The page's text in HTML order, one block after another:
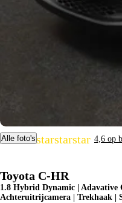
Alle foto's
starstarstarstarstar 4,6 op
Toyota C-HR
1.8 Hybrid Dynamic | Adavative
Achteruitrijcamera | Trekhaak |